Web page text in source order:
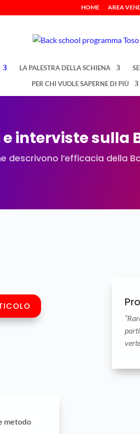
HOME AREA
LA PALESTRA DELLA SCHIENA
PER CHI VUOLE SAPERNE DI PIÙ
interviste sulla
descrivono l’efficacia della
metodo